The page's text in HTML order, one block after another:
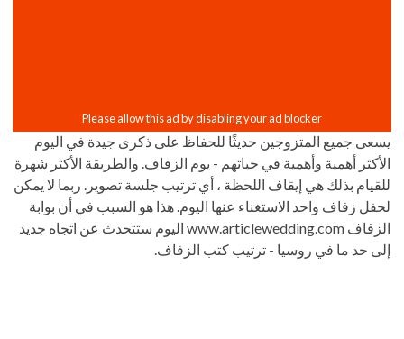
يسعى جميع المتزوجين حديثًا للحفاظ على ذكرى جيدة في اليوم
الأكثر أهمية وأهمية في حياتهم - يوم الزفاف. والطريقة الأكثر شهرة
للقيام بذلك هي إيقاف اللحظة ، أي ترتيب جلسة تصوير. ربما لا يمكن
لحفل زفاف واحد الاستغناء عنها اليوم. هذا هو السبب في أن بوابة
الزفاف www.articlewedding.com اليوم ستتحدث عن اتجاه جديد
إلى حد ما في روسيا - ترتيب كتب الزفاف.